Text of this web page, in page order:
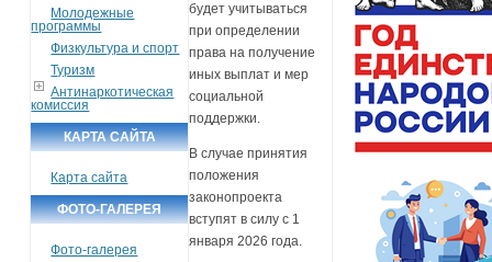
Молодежные
программы
Физкультура и спорт
Туризм
Антинаркотическая
комиссия
КАРТА САЙТА
Карта сайта
ФОТО-ГАЛЕРЕЯ
Фото-галерея
будет учитываться
при определении
права на получение
иных выплат и мер
социальной
поддержки.
В случае принятия
положения
законопроекта
вступят в силу с 1
января 2026 года.